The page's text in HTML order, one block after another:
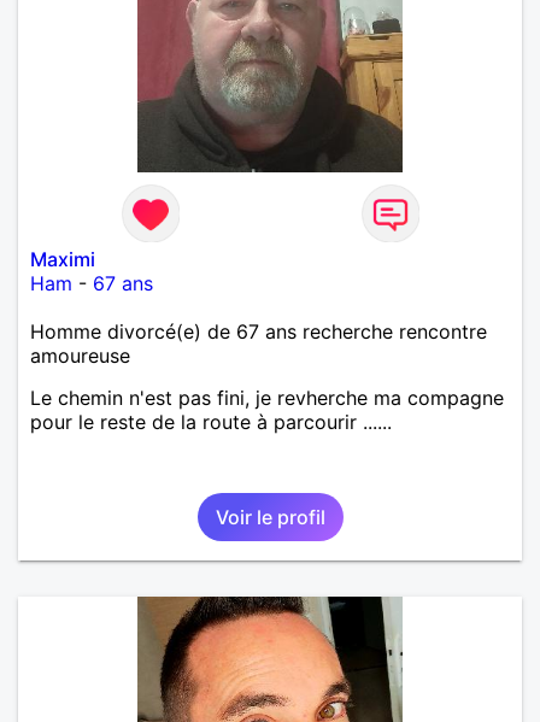
Maximi
Ham - 67 ans
Homme divorcé(e) de 67 ans recherche rencontre
amoureuse
Le chemin n'est pas fini, je revherche ma compagne
pour le reste de la route à parcourir ......
Voir le profil